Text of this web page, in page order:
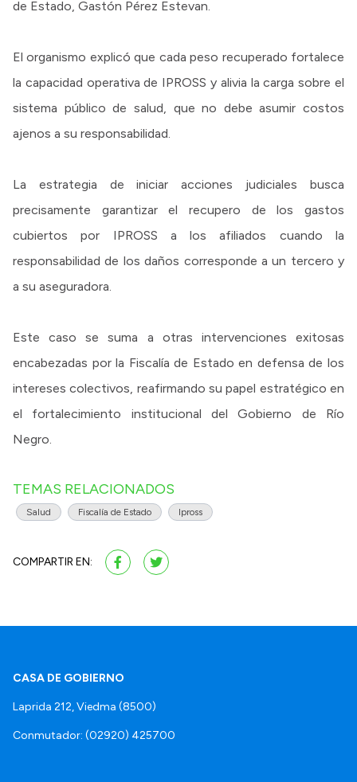
de Estado, Gastón Pérez Estevan.
El organismo explicó que cada peso recuperado fortalece
la capacidad operativa de IPROSS y alivia la carga sobre el
sistema público de salud, que no debe asumir costos
ajenos a su responsabilidad.
La estrategia de iniciar acciones judiciales busca
precisamente garantizar el recupero de los gastos
cubiertos por IPROSS a los afiliados cuando la
responsabilidad de los daños corresponde a un tercero y
a su aseguradora.
Este caso se suma a otras intervenciones exitosas
encabezadas por la Fiscalía de Estado en defensa de los
intereses colectivos, reafirmando su papel estratégico en
el fortalecimiento institucional del Gobierno de Río
Negro.
TEMAS RELACIONADOS
Salud Fiscalía de Estado Ipross
COMPARTIR EN:
CASA DE GOBIERNO
Laprida 212, Viedma (8500)
Conmutador: (02920) 425700